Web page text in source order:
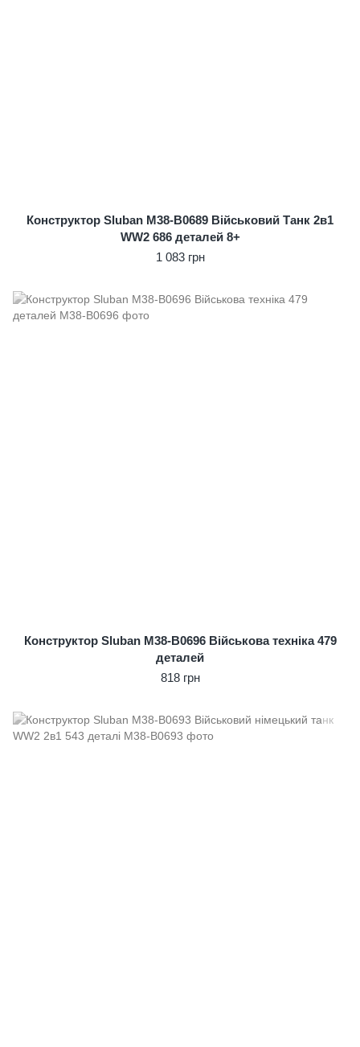
Конструктор Sluban M38-B0689 Військовий Танк 2в1
WW2 686 деталей 8+
1 083 грн
Конструктор Sluban M38-B0696 Військова техніка 479
деталей
818 грн